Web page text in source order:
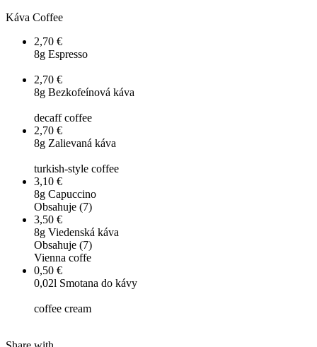
Káva Coffee
2,70 €
8g Espresso
2,70 €
8g Bezkofeínová káva
decaff coffee
2,70 €
8g Zalievaná káva
turkish-style coffee
3,10 €
8g Capuccino
Obsahuje (7)
3,50 €
8g Viedenská káva
Obsahuje (7)
Vienna coffe
0,50 €
0,02l Smotana do kávy
coffee cream